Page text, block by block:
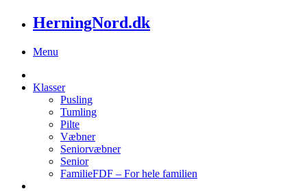
HerningNord.dk
Menu
Klasser
Pusling
Tumling
Pilte
Væbner
Seniorvæbner
Senior
FamilieFDF – For hele familien